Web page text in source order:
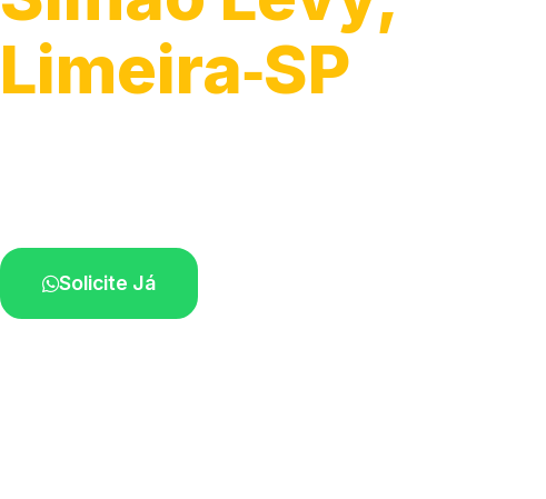
Limeira‑SP
Solicite Já